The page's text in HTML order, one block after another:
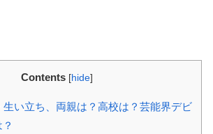
Contents [hide]
生い立ち、両親は？高校は？芸能界デビ